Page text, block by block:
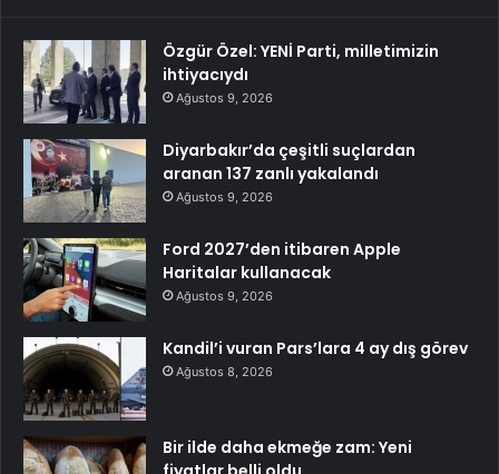
Özgür Özel: YENİ Parti, milletimizin
ihtiyacıydı
Ağustos 9, 2026
Diyarbakır’da çeşitli suçlardan
aranan 137 zanlı yakalandı
Ağustos 9, 2026
Ford 2027’den itibaren Apple
Haritalar kullanacak
Ağustos 9, 2026
Kandil’i vuran Pars’lara 4 ay dış görev
Ağustos 8, 2026
Bir ilde daha ekmeğe zam: Yeni